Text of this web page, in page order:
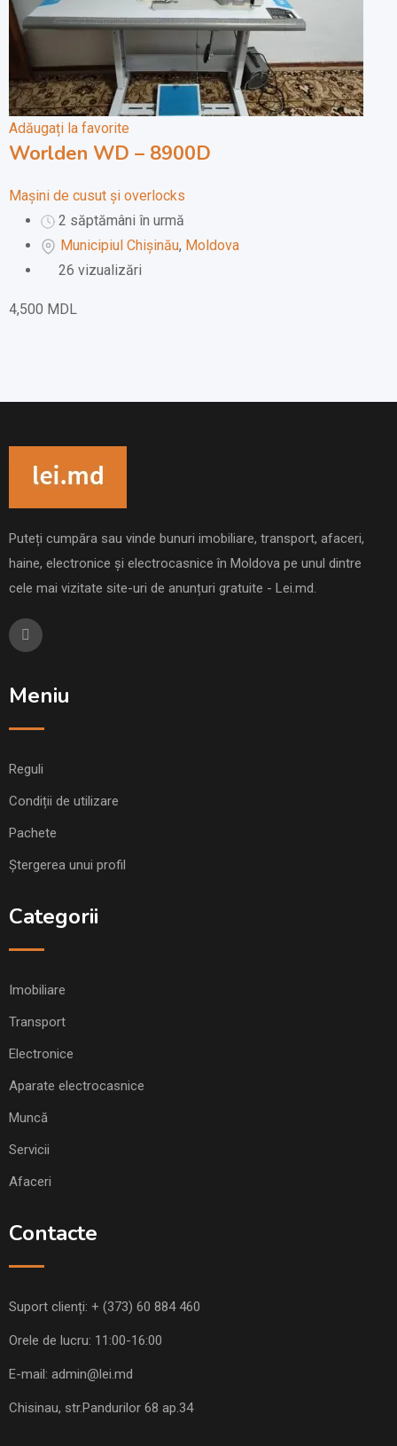
Adăugați la favorite
Worlden WD – 8900D
Mașini de cusut și overlocks
2 săptămâni în urmă
Municipiul Chișinău, Moldova
26 vizualizări
4,500 MDL
Puteți cumpăra sau vinde bunuri imobiliare, transport, afaceri,
haine, electronice și electrocasnice în Moldova pe unul dintre
cele mai vizitate site-uri de anunțuri gratuite - Lei.md.
Meniu
Reguli
Condiții de utilizare
Pachete
Ștergerea unui profil
Categorii
Imobiliare
Transport
Electronice
Aparate electrocasnice
Muncă
Servicii
Afaceri
Contacte
Suport clienți: + (373) 60 884 460
Orele de lucru: 11:00-16:00
E-mail: admin@lei.md
Chisinau, str.Pandurilor 68 ap.34